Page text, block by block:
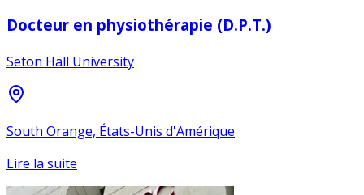
Docteur en physiothérapie (D.P.T.)
Seton Hall University
South Orange, États-Unis d'Amérique
Lire la suite